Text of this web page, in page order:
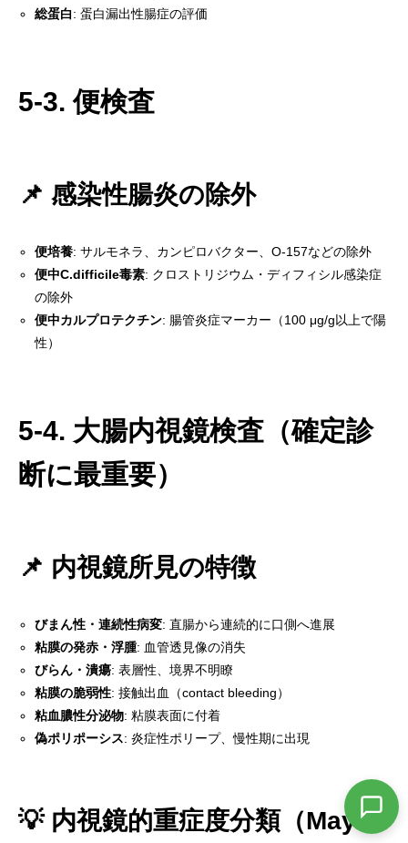
総蛋白: 蛋白漏出性腸症の評価
5-3. 便検査
📌 感染性腸炎の除外
便培養: サルモネラ、カンピロバクター、O-157などの除外
便中C.difficile毒素: クロストリジウム・ディフィシル感染症
の除外
便中カルプロテクチン: 腸管炎症マーカー（100 μg/g以上で陽
性）
5-4. 大腸内視鏡検査（確定診
断に最重要）
📌 内視鏡所見の特徴
びまん性・連続性病変: 直腸から連続的に口側へ進展
粘膜の発赤・浮腫: 血管透見像の消失
びらん・潰瘍: 表層性、境界不明瞭
粘膜の脆弱性: 接触出血（contact bleeding）
粘血膿性分泌物: 粘膜表面に付着
偽ポリポーシス: 炎症性ポリープ、慢性期に出現
💡 内視鏡的重症度分類（Mayo

TEL

instagram

LINE

WEB予約